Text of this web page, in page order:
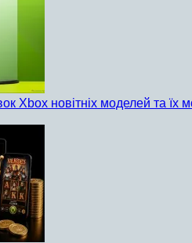
Xbox новітніх моделей та їх